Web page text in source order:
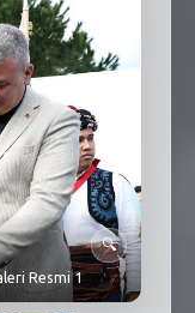
🔍
Resmi 1